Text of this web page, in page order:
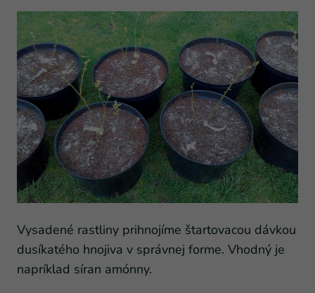
Vysadené rastliny prihnojíme štartovacou dávkou
dusíkatého hnojiva v správnej forme. Vhodný je
napríklad síran amónny.